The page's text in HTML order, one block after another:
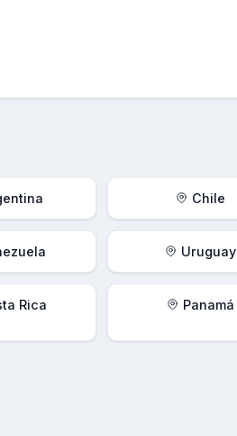
Chile
Uruguay
Rica Panamá